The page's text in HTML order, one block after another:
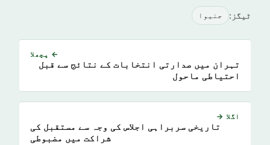
ٹیگز: جنیوا
← پچھلا
تہران میں صدارتی انتخابات کے نتائج سے قبل
احتیاطی ماحول
اگلا →
تاریخی سربراہی اجلاس کی وجہ سے مستقبل کی
شراکت میں مضبوطی